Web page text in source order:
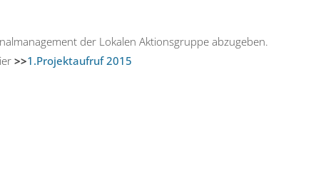
der Lokalen Aktionsgruppe abzugeben.
>>1.Projektaufruf 2015